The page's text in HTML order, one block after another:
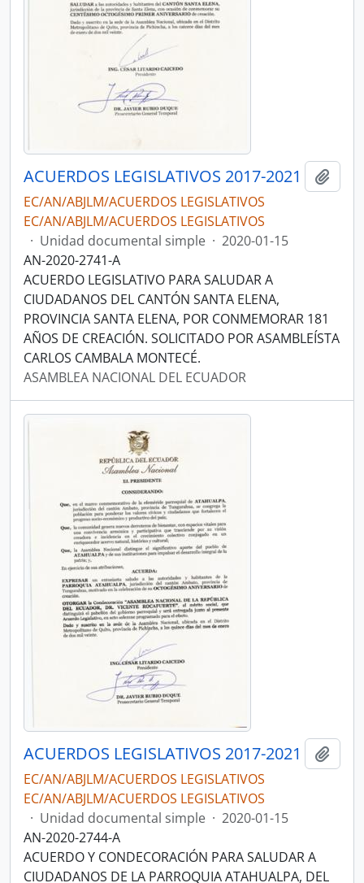
ACUERDOS LEGISLATIVOS 2017-2021
EC/AN/ABJLM/ACUERDOS LEGISLATIVOS
EC/AN/ABJLM/ACUERDOS LEGISLATIVOS
· Unidad documental simple · 2020-01-15
AN-2020-2741-A
ACUERDO LEGISLATIVO PARA SALUDAR A
CIUDADANOS DEL CANTÓN SANTA ELENA,
PROVINCIA SANTA ELENA, POR CONMEMORAR 181
AÑOS DE CREACIÓN. SOLICITADO POR ASAMBLEÍSTA
CARLOS CAMBALA MONTECÉ.
ASAMBLEA NACIONAL DEL ECUADOR
ACUERDOS LEGISLATIVOS 2017-2021
EC/AN/ABJLM/ACUERDOS LEGISLATIVOS
EC/AN/ABJLM/ACUERDOS LEGISLATIVOS
· Unidad documental simple · 2020-01-15
AN-2020-2744-A
ACUERDO Y CONDECORACIÓN PARA SALUDAR A
CIUDADANOS DE LA PARROQUIA ATAHUALPA, DEL